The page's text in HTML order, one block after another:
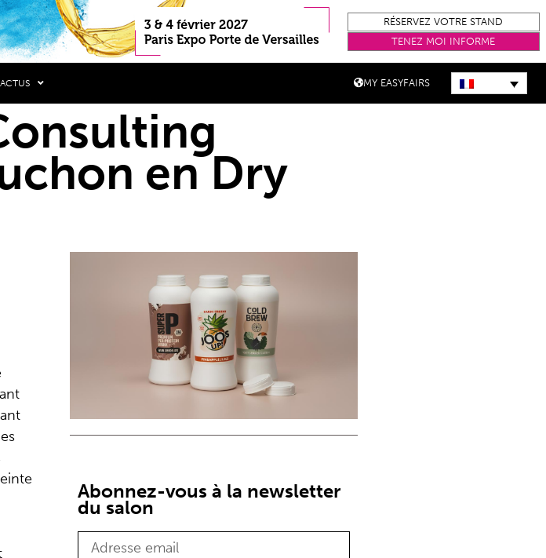
RÉSERVEZ VOTRE STAND
TENEZ MOI INFORME
ACTUS MY EASYFAIRS
en Dry
Abonnez-vous à la newsletter
du salon